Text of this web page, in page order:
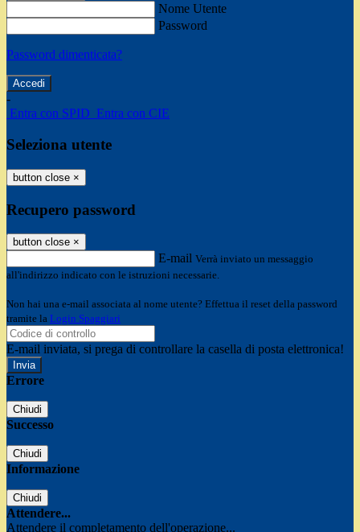
Nome Utente
Password
Password dimenticata?
-
Entra con SPID Entra con CIE
Seleziona utente
button close ×
Recupero password
button close ×
E-mail Verrà inviato un messaggio
all'indirizzo indicato con le istruzioni necessarie.
Non hai una e-mail associata al nome utente? Effettua il reset della password
tramite la Login Spaggiari
E-mail inviata, si prega di controllare la casella di posta elettronica!
Errore
Chiudi
Successo
Chiudi
Informazione
Chiudi
Attendere...
Attendere il completamento dell'operazione...